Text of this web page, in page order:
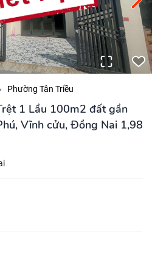
Phường Tân Triều
1 Lầu 100m2 đất gần
Vĩnh cửu, Đồng Nai 1,98